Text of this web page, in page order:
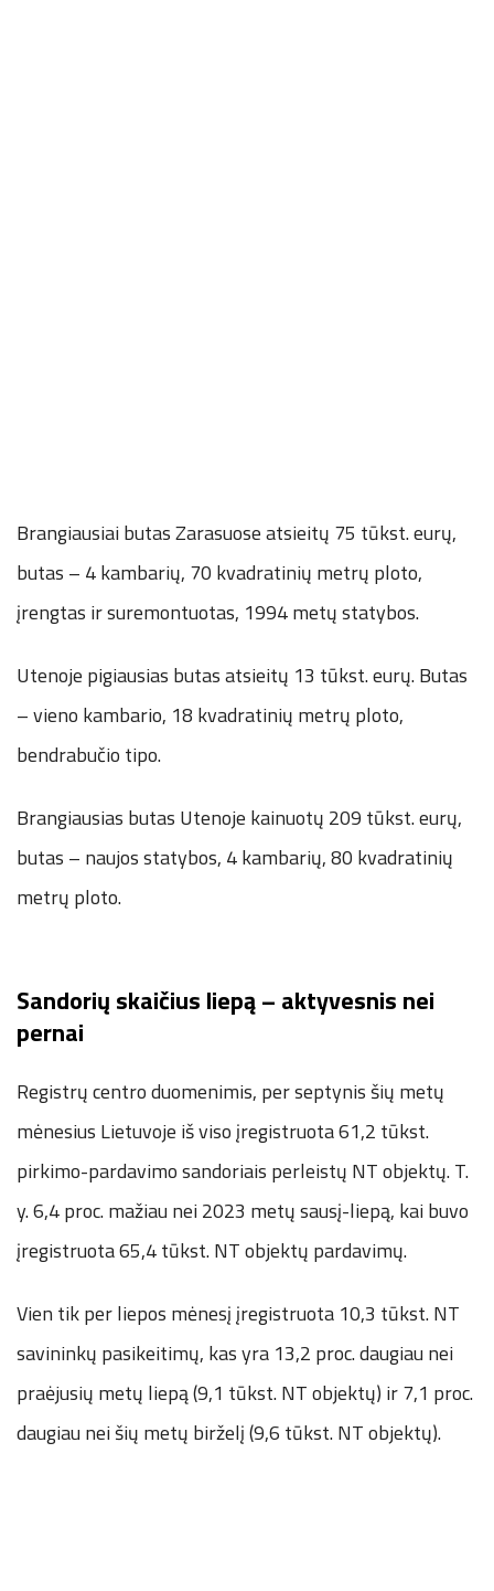
Brangiausiai butas Zarasuose atsieitų 75 tūkst. eurų,
butas – 4 kambarių, 70 kvadratinių metrų ploto,
įrengtas ir suremontuotas, 1994 metų statybos.
Utenoje pigiausias butas atsieitų 13 tūkst. eurų. Butas
– vieno kambario, 18 kvadratinių metrų ploto,
bendrabučio tipo.
Brangiausias butas Utenoje kainuotų 209 tūkst. eurų,
butas – naujos statybos, 4 kambarių, 80 kvadratinių
metrų ploto.
Sandorių skaičius liepą – aktyvesnis nei
pernai
Registrų centro duomenimis, per septynis šių metų
mėnesius Lietuvoje iš viso įregistruota 61,2 tūkst.
pirkimo-pardavimo sandoriais perleistų NT objektų. T.
y. 6,4 proc. mažiau nei 2023 metų sausį-liepą, kai buvo
įregistruota 65,4 tūkst. NT objektų pardavimų.
Vien tik per liepos mėnesį įregistruota 10,3 tūkst. NT
savininkų pasikeitimų, kas yra 13,2 proc. daugiau nei
praėjusių metų liepą (9,1 tūkst. NT objektų) ir 7,1 proc.
daugiau nei šių metų birželį (9,6 tūkst. NT objektų).